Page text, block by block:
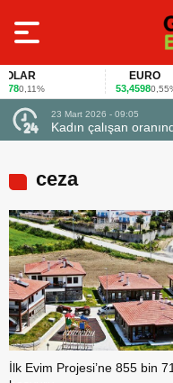
0,11%
EURO
53,45980,55%
23 Mart 2026 - 09:05
Kadın çalışan
ceza
İlk Evim Projesi’ne 855 bin